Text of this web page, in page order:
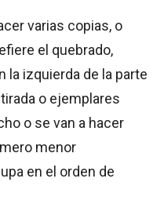
varias copias, o
el quebrado,
la izquierda de la parte
o ejemplares
o se van a hacer
menor
en el orden de